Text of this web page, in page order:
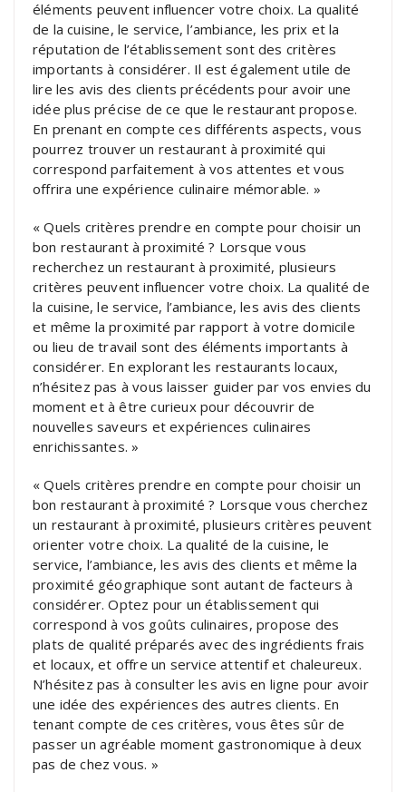
éléments peuvent influencer votre choix. La qualité
de la cuisine, le service, l’ambiance, les prix et la
réputation de l’établissement sont des critères
importants à considérer. Il est également utile de
lire les avis des clients précédents pour avoir une
idée plus précise de ce que le restaurant propose.
En prenant en compte ces différents aspects, vous
pourrez trouver un restaurant à proximité qui
correspond parfaitement à vos attentes et vous
offrira une expérience culinaire mémorable. »
« Quels critères prendre en compte pour choisir un
bon restaurant à proximité ? Lorsque vous
recherchez un restaurant à proximité, plusieurs
critères peuvent influencer votre choix. La qualité de
la cuisine, le service, l’ambiance, les avis des clients
et même la proximité par rapport à votre domicile
ou lieu de travail sont des éléments importants à
considérer. En explorant les restaurants locaux,
n’hésitez pas à vous laisser guider par vos envies du
moment et à être curieux pour découvrir de
nouvelles saveurs et expériences culinaires
enrichissantes. »
« Quels critères prendre en compte pour choisir un
bon restaurant à proximité ? Lorsque vous cherchez
un restaurant à proximité, plusieurs critères peuvent
orienter votre choix. La qualité de la cuisine, le
service, l’ambiance, les avis des clients et même la
proximité géographique sont autant de facteurs à
considérer. Optez pour un établissement qui
correspond à vos goûts culinaires, propose des
plats de qualité préparés avec des ingrédients frais
et locaux, et offre un service attentif et chaleureux.
N’hésitez pas à consulter les avis en ligne pour avoir
une idée des expériences des autres clients. En
tenant compte de ces critères, vous êtes sûr de
passer un agréable moment gastronomique à deux
pas de chez vous. »